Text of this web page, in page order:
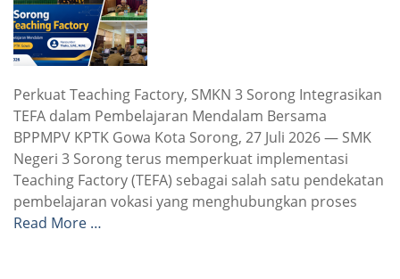
Perkuat Teaching Factory, SMKN 3 Sorong Integrasikan
TEFA dalam Pembelajaran Mendalam Bersama
BPPMPV KPTK Gowa Kota Sorong, 27 Juli 2026 — SMK
Negeri 3 Sorong terus memperkuat implementasi
Teaching Factory (TEFA) sebagai salah satu pendekatan
pembelajaran vokasi yang menghubungkan proses
Read More …